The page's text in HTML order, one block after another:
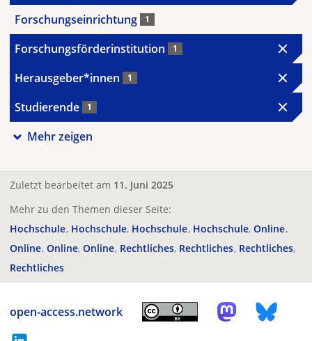
Forschungseinrichtung 1
Forschungsförderinstitution 1
Herausgeber*innen 1
Studierende 1
Mehr zeigen
Zuletzt bearbeitet am 11. Juni 2025
Mehr zu den Themen dieser Seite:
Hochschule Hochschule Hochschule Hochschule Online
Online Online Online Rechtliches Rechtliches Rechtliches
Rechtliches
open-access.network